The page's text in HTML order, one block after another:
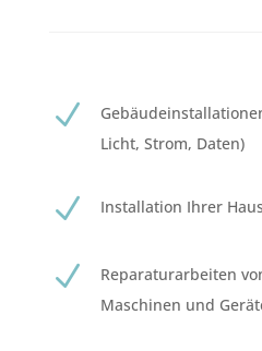
N
Licht, Strom, Daten)
N Installation Ihrer
N
Reparaturarbeiten
Maschinen und